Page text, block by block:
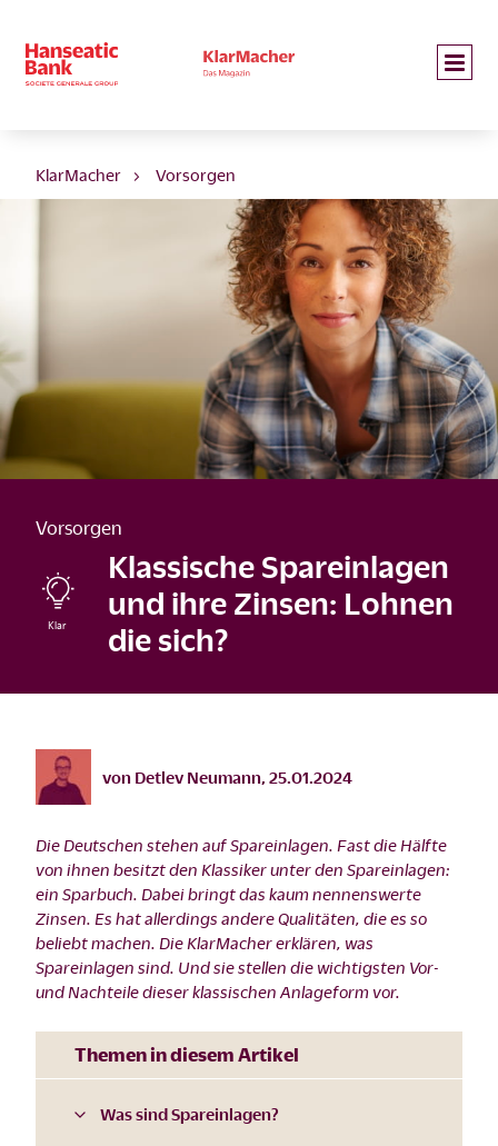
KlarMacher Vorsorgen
Vorsorgen
Klassische Spareinlagen
und ihre Zinsen: Lohnen
die sich?
von Detlev Neumann 25.01.2024
Die Deutschen stehen auf Spareinlagen. Fast die Hälfte
von ihnen besitzt den Klassiker unter den Spareinlagen:
ein Sparbuch. Dabei bringt das kaum nennenswerte
Zinsen. Es hat allerdings andere Qualitäten, die es so
beliebt machen. Die KlarMacher erklären, was
Spareinlagen sind. Und sie stellen die wichtigsten Vor-
und Nachteile dieser klassischen Anlageform vor.
Themen in diesem Artikel
Was sind Spareinlagen?